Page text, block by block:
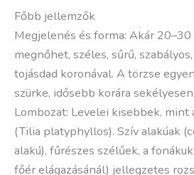
Főbb jellemzők
Megjelenés és forma: Akár 20–30
megnőhet, széles, sűrű,
tojásdad koronával. A törzse
szürke, idősebb korára
Lombozat: Levelei kisebbek, mint
(Tilia platyphyllos). Szív alakúak
alakú), fűrészes szélűek, a
főér elágazásánál) jellegzetes